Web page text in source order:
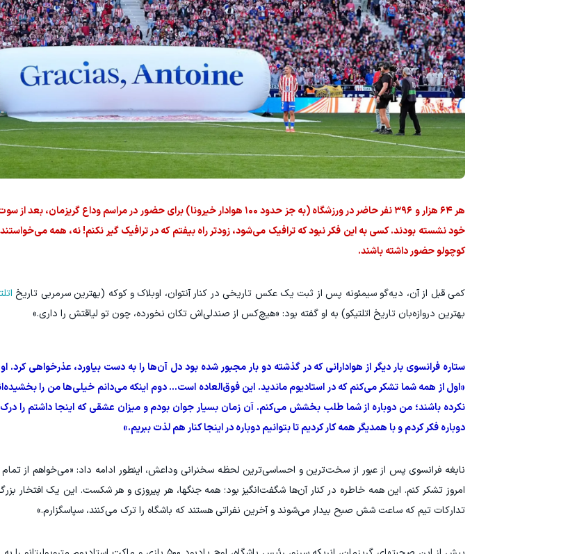
هر ۶۴ هزار و ۳۹۶ نفر حاضر در ورزشگاه (به جز حدود ۱۰۰ هوادار خیرونا) برای حضور در مراسم
خود نشسته بودند. کسی به این فکر نبود که ترافیک می‌شود، زودتر راه بیفتم که در ترافیک گیر نکنم! نه، همه
کوچولو حضور داشته باشند.
کمی قبل از آن، دیه‌گو سیمئونه پس از ثبت یک عکس تاریخی در کنار آنتوان، اوبلاک و کوکه (بهترین سرمربی تاریخ
بهترین دروازه‌بان تاریخ اتلتیکو) به او گفته بود: «هیچ‌کس از صندلی‌اش تکان نخورده، چون تو لیاقتش را داری.»
ستاره فرانسوی بار دیگر از هوادارانی که در گذشته دو بار مجبور شده بود دل آن‌ها را به دست بیاورد، عذرخواهی
«اول از همه شما تشکر می‌کنم که در استادیوم ماندید. این فوق‌العاده است... دوم اینکه می‌دانم خیلی‌ها من را
نکرده باشند؛ من دوباره از شما طلب بخشش می‌کنم. آن زمان بسیار جوان بودم و میزان عشقی که اینجا داشتم را درک
دوباره فکر کردم و با همدیگر همه کار کردیم تا بتوانیم دوباره در اینجا کنار هم لذت ببریم.»
امروز تشکر کنم. این همه خاطره در کنار آن‌ها شگفت‌انگیز بود؛ همه جنگها، هر پیروزی و هر شکست. این یک افتخار
تدارکات تیم که ساعت شش صبح بیدار می‌شوند و آخرین نفراتی هستند که باشگاه را ترک می‌کنند، سپاسگزارم.»